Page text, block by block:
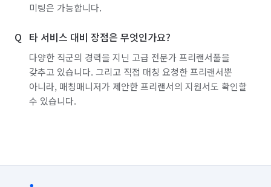
미팅은 가능합니다.
타 서비스 대비 장점은 무엇인가요?
다양한 직군의 경력을 지닌 고급 전문가 프리랜서풀을
갖추고 있습니다. 그리고 직접 매칭 요청한 프리랜서뿐
아니라, 매칭매니저가 제안한 프리랜서의 지원서도 확인할
수 있습니다.